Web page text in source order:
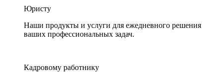
Юристу
Наши продукты и услуги для ежедневного решения
ваших профессиональных задач.
Кадровому работнику